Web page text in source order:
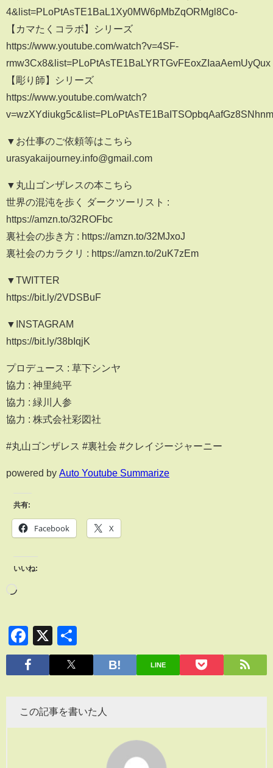
4&list=PLoPtAsTE1BaL1Xy0MW6pMbZqORMgl8Co-
【カマたくコラボ】シリーズ
https://www.youtube.com/watch?v=4SF-
rmw3Cx8&list=PLoPtAsTE1BaLYRTGvFEoxZIaaAemUyQux
【彫り師】シリーズ
https://www.youtube.com/watch?
▼お仕事のご依頼等はこちら
urasyakaijourney.info@gmail.com
▼丸山ゴンザレスの本こちら
世界の混沌を歩く ダークツーリスト :
https://amzn.to/32ROFbc
裏社会の歩き方 : https://amzn.to/32MJxoJ
裏社会のカラクリ : https://amzn.to/2uK7zEm
▼TWITTER
https://bit.ly/2VDSBuF
▼INSTAGRAM
https://bit.ly/38bIqjK
プロデュース : 草下シンヤ
協力 : 神里純平
協力 : 緑川人参
協力 : 株式会社彩図社
#丸山ゴンザレス #裏社会 #クレイジージャーニー
powered by Auto Youtube Summarize
共有:
Facebook X
いいね:
Facebook
X
有
LINE
この記事を書いた人